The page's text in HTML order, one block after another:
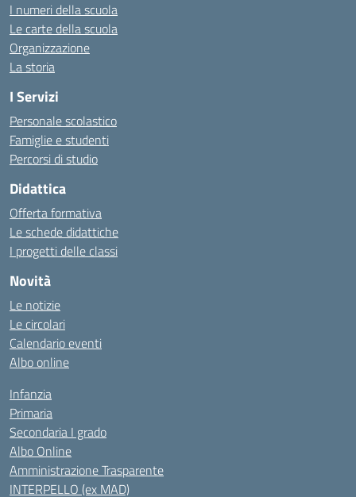
I numeri della scuola
Le carte della scuola
Organizzazione
La storia
I Servizi
Personale scolastico
Famiglie e studenti
Percorsi di studio
Didattica
Offerta formativa
Le schede didattiche
I progetti delle classi
Novità
Le notizie
Le circolari
Calendario eventi
Albo online
Infanzia
Primaria
Secondaria I grado
Albo Online
Amministrazione Trasparente
INTERPELLO (ex MAD)